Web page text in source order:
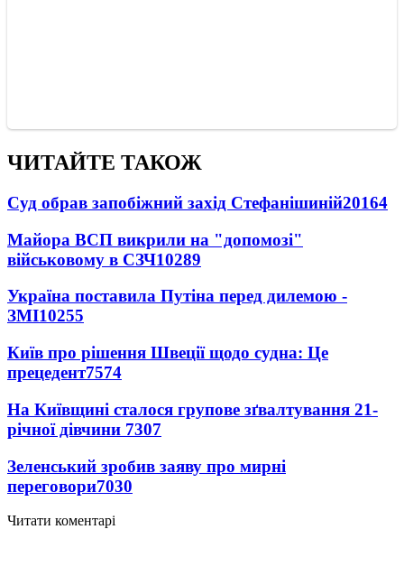
ЧИТАЙТЕ ТАКОЖ
Суд обрав запобіжний захід Стефанішиній20164
Майора ВСП викрили на "допомозі"
військовому в СЗЧ10289
Україна поставила Путіна перед дилемою -
ЗМІ10255
Київ про рішення Швеції щодо судна: Це
прецедент7574
На Київщині сталося групове зґвалтування 21-
річної дівчини 7307
Зеленський зробив заяву про мирні
переговори7030
Читати коментарі